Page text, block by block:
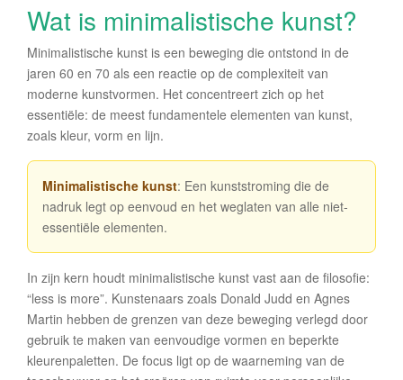
Wat is minimalistische kunst?
Minimalistische kunst is een beweging die ontstond in de
jaren 60 en 70 als een reactie op de complexiteit van
moderne kunstvormen. Het concentreert zich op het
essentiële: de meest fundamentele elementen van kunst,
zoals kleur, vorm en lijn.
Minimalistische kunst: Een kunststroming die de
nadruk legt op eenvoud en het weglaten van alle niet-
essentiële elementen.
In zijn kern houdt minimalistische kunst vast aan de filosofie:
“less is more”. Kunstenaars zoals Donald Judd en Agnes
Martin hebben de grenzen van deze beweging verlegd door
gebruik te maken van eenvoudige vormen en beperkte
kleurenpaletten. De focus ligt op de waarneming van de